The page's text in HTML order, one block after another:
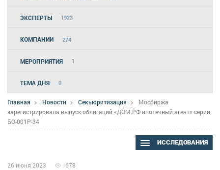
ЭКСПЕРТЫ 1923
КОМПАНИИ 274
МЕРОПРИЯТИЯ 1
ТЕМА ДНЯ 0
Главная Новости Секьюритизация
Мосбиржа
зарегистрировала выпуск облигаций «ДОМ.РФ ипотечный агент» серии
БО-001P-34
ИССЛЕДОВАНИЯ
26 июня 2023 678